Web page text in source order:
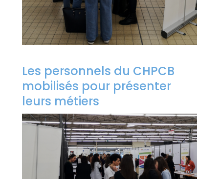
Les personnels du CHPCB
mobilisés pour présenter
leurs métiers